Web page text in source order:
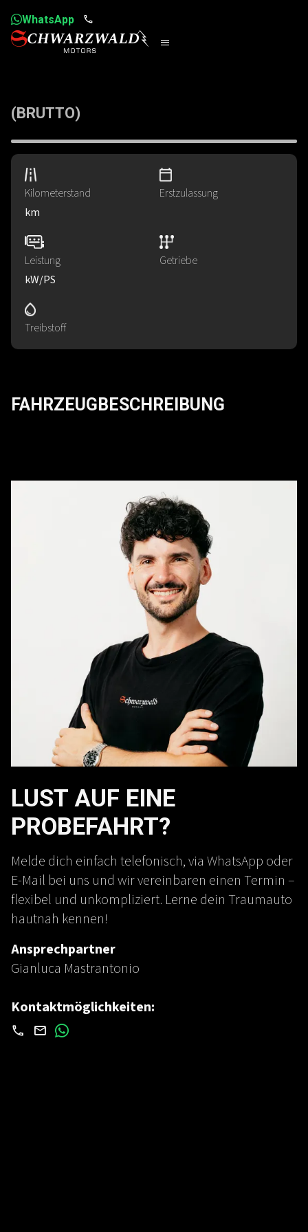
WhatsApp
km
Kilometerstand Erstzulassung
kW​/PS
Leistung Getriebe
Treibstoff
(BRUTTO)
FAHRZEUGBESCHREIBUNG
LUST AUF EINE
PROBEFAHRT?
Melde dich einfach telefonisch, via WhatsApp oder
E-Mail bei uns und wir vereinbaren einen Termin –
flexibel und unkompliziert. Lerne dein Traumauto
hautnah kennen!
Ansprechpartner
Gianluca Mastrantonio
Kontaktmöglichkeiten: